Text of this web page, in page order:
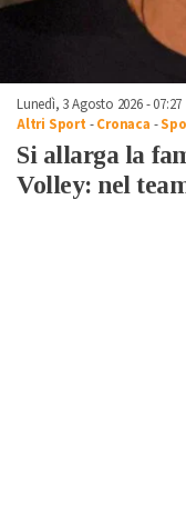
Lunedì, 3 Agosto 2026 - 07:27
Altri Sport -Cronaca -
Si allarga la
Volley: nel